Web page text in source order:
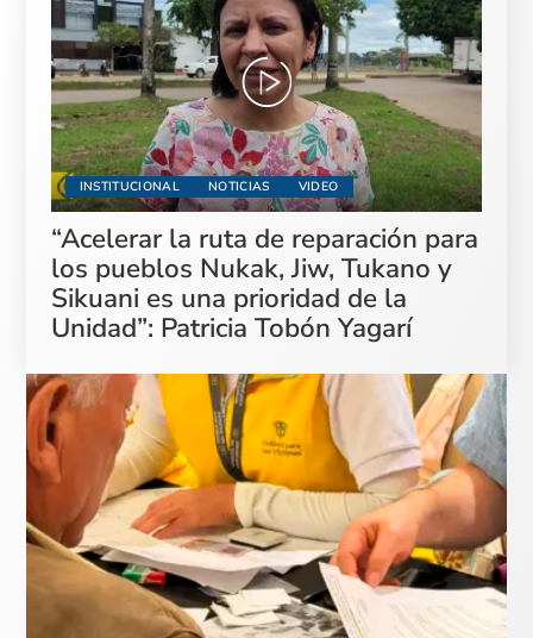
INSTITUCIONAL NOTICIAS VIDEO
“Acelerar la ruta de reparación para
los pueblos Nukak, Jiw, Tukano y
Sikuani es una prioridad de la
Unidad”: Patricia Tobón Yagarí